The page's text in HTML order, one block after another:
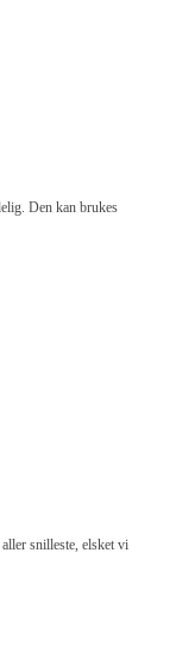
Den kan brukes
snilleste, elsket vi